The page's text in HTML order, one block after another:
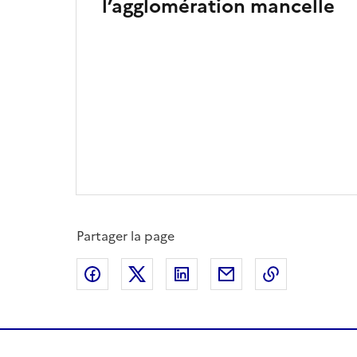
l’agglomération mancelle
Partager la page
Partager sur Facebook
Partager sur XPartager sur LinkedIn
Partager par email